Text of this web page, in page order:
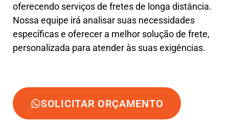
oferecendo serviços de fretes de longa distância.
Nossa equipe irá analisar suas necessidades
específicas e oferecer a melhor solução de frete,
personalizada para atender às suas exigências.
SOLICITAR ORÇAMENTO